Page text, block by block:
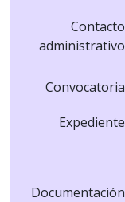
Contacto
administrativo
Convocatoria
Expediente
Documentación